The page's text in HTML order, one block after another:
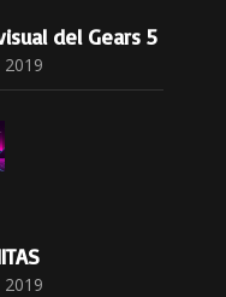
del Gears 5